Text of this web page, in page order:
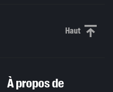
HautHaut de
À propos de